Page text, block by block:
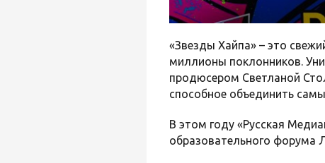
«Звезды Хайпа» – это
миллионы поклонников.
продюсером Светланой
способное объединить
В этом году «Русская
образовательного форума